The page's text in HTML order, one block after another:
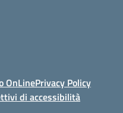
OnLinePrivacy Policy
di accessibilità